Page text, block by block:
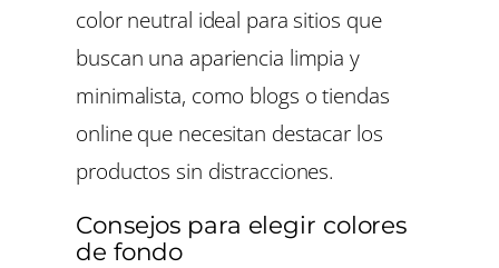
color neutral ideal para sitios que
buscan una apariencia limpia y
minimalista, como blogs o tiendas
online que necesitan destacar los
productos sin distracciones.
Consejos para elegir colores
de fondo